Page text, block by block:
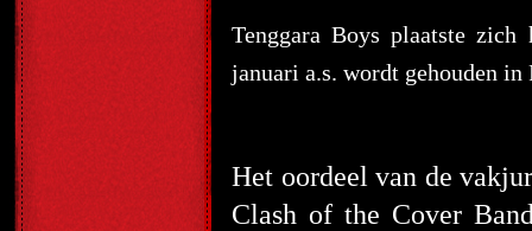
Tenggara Boys plaatste
januari a.s. wordt gehouden
Het oordeel van de
Clash of the Cover